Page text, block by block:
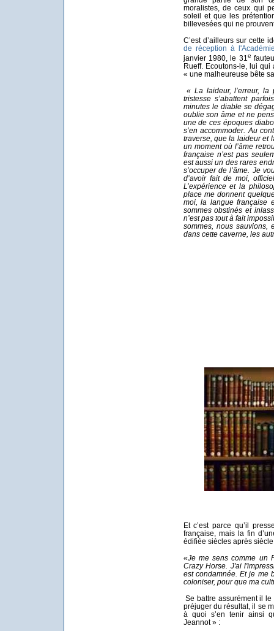
moralistes, de ceux qui
soleil et que les
billevesées qui ne
C’est d’ailleurs sur cette
de réception à
janvier 1980, le 31 e
Rueff. Ecoutons-le, lui
« une malheureuse bête
« La laideur, l’erreur,
tristesse s’abattent
minutes le diable se
oublie son âme et ne
une de ces époques
s’en accommoder. Au
traverse, que la laideur et
un moment où l’âme
française n’est pas
est aussi un des rares
s’occuper de l’âme. Je
d’avoir fait de moi,
L’expérience et la
place me donnent
moi, la langue française
sommes obstinés et
n’est pas tout à fait
sommes, nous sauvions,
dans cette caverne, les
Et c’est parce qu’il
française, mais la fin
édifiée siècles après siècle
«Je me sens comme un
Crazy Horse. J'ai
est condamnée. Et je me
coloniser, pour que ma
Se battre assurément il
préjuger du résultat, il se
à quoi s’en tenir ainsi
Jeannot » :